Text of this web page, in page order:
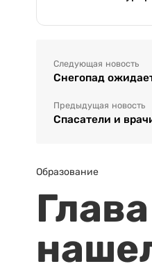
Следующая новость
Снегопад
Предыдущая новость
Спасатели и
Образование